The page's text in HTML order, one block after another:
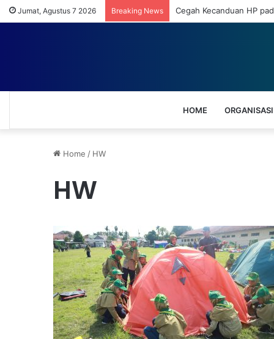
Jumat, Agustus 7 2026 Breaking News Cegah Kecanduan HP
HOME ORGANISASI
Home / HW
HW